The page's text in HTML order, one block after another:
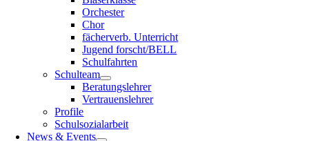
Orchester
Chor
fächerverb. Unterricht
Jugend forscht/BELL
Schulfahrten
Schulteam
Beratungslehrer
Vertrauenslehrer
Profile
Schulsozialarbeit
News & Events